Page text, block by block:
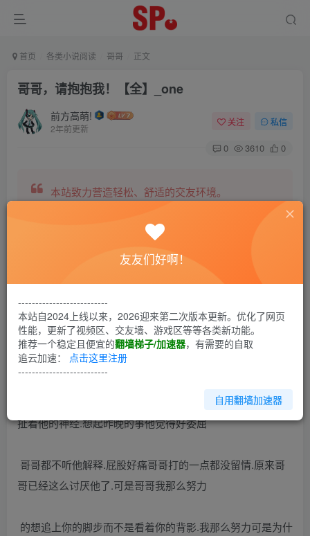
首页 各类小说阅读 哥哥 正文
哥哥，请抱抱我！【全】_one
前方高萌!
2年前更新
关注 私信
0 3610 0
本站致力营造轻松、舒适的交友环境。
另有小说阅读站点，网罗包括训诫文、腐文在内的
第1回
哥哥，请抱抱我！【全】哥哥，请抱抱我！【全】[ 此帖被
one在2014-04-17 20:10重新编辑 ]
窗外的阳光温暖的照进来祁冰模糊的睁开双眼身后的痛肆意
扯着他的神经.想起昨晚的事他觉得好委屈
哥哥都不听他解释.屁股好痛哥哥打的一点都没留情.原来哥
哥已经这么讨厌他了.可是哥哥我那么努力
的想追上你的脚步而不是看着你的背影.我那么努力可是为什
友友们好啊！
--------------------------
本站自2024上线以来，2026迎来第二次版本更新。优化了网页
性能，更新了视频区、交友墙、游戏区等等各类新功能。
推荐一个稳定且便宜的翻墙梯子/加速器，有需要的自取
追云加速： 点击这里注册
--------------------------
自用翻墙加速器